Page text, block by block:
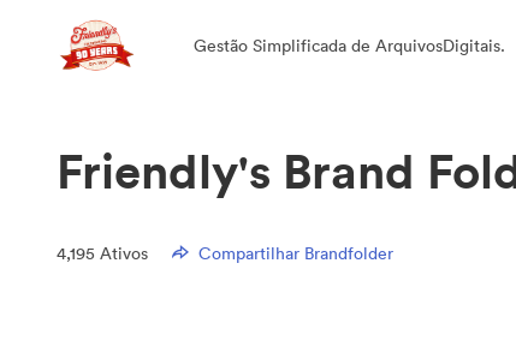
Gestão Simplificada de ArquivosDigitais.
Friendly's Brand
4,195 Ativos Compartilhar Brandfolder